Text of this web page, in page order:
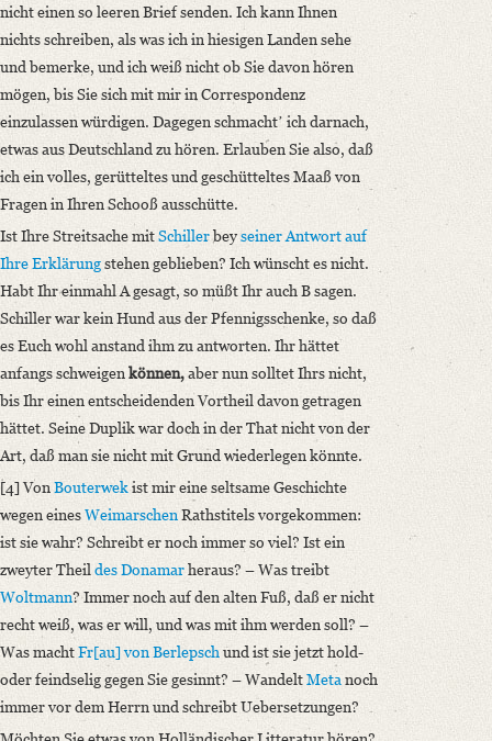
nicht einen so leeren Brief senden. Ich kann Ihnen
nichts schreiben, als was ich in hiesigen Landen sehe
und bemerke, und ich weiß nicht ob Sie davon hören
mögen, bis Sie sich mit mir in Correspondenz
einzulassen würdigen. Dagegen schmachtʼ ich darnach,
etwas aus Deutschland zu hören. Erlauben Sie also, daß
ich ein volles, gerütteltes und geschütteltes Maaß von
Fragen in Ihren Schooß ausschütte.
Ist Ihre Streitsache mitSchillerbeyseiner Antwort auf
Ihre Erklärungstehen geblieben? Ich wünscht es nicht.
Habt Ihr einmahl A gesagt, so müßt Ihr auch B sagen.
Schiller war kein Hund aus der Pfennigsschenke, so daß
es Euch wohl anstand ihm zu antworten. Ihr hättet
anfangs schweigenkönnen,aber nun solltet Ihrs nicht,
bis Ihr einen entscheidenden Vortheil davon getragen
hättet. Seine Duplik war doch in der That nicht von der
Art, daß man sie nicht mit Grund wiederlegen könnte.
[4] VonBouterwekist mir eine seltsame Geschichte
wegen einesWeimarschenRathstitels vorgekommen:
ist sie wahr? Schreibt er noch immer so viel? Ist ein
zweyter Theil des Donamarheraus? – Was treibt
Woltmann? Immer noch auf den alten Fuß, daß er nicht
recht weiß, was er will, und was mit ihm werden soll? –
Was machtFr[au] von Berlepschund ist sie jetzt hold-
oder feindselig gegen Sie gesinnt? – WandeltMeta noch
immer vor dem Herrn und schreibt Uebersetzungen?